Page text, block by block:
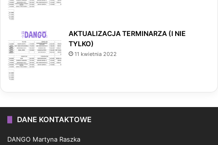
AKTUALIZACJA TERMINARZA (I NIE
TYLKO)
11 kwietnia 2022
DANE KONTAKTOWE
DANGO Martyna Raszka